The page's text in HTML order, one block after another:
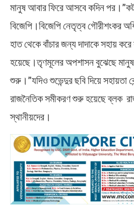
মানুষ আবার ফিরে আসবে কদিন
বিজেপি।বিজেপি নেতৃত্ব গৌরীশংকর
হাত থেকে বাঁচার জন্য দাদাকে সহায়
হয়েছে।তৃণমূলের অপশাসন বুঝেছে
শুরু।”যদিও শুভেন্দুর ছবি দিয়ে সহায়তা
রাজনৈতিক সমীকরণ শুরু হয়েছে ব্লক
স্থানীয়দের।